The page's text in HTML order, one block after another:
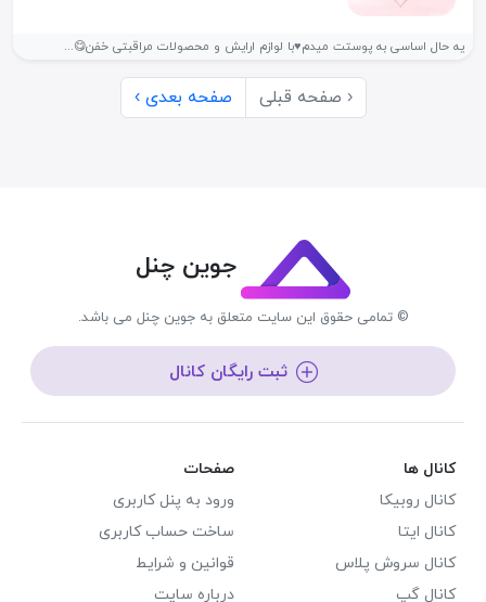
یه حال اساسی به پوستت میدم♥️با لوازم ارایش و محصولات مراقبتی خفن😋...
‹ صفحه قبلی صفحه بعدی ›
جوین چنل
© تمامی حقوق این سایت متعلق به جوین چنل می باشد.
ثبت رایگان کانال
کانال ها
کانال روبیکا
کانال ایتا
کانال سروش پلاس
کانال گپ
صفحات
ورود به پنل کاربری
ساخت حساب کاربری
قوانین و شرایط
درباره سایت